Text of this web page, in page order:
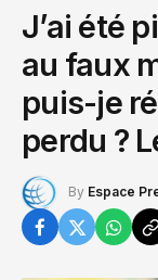
J’ai été
au faux
puis-je
perdu ?
By Espace